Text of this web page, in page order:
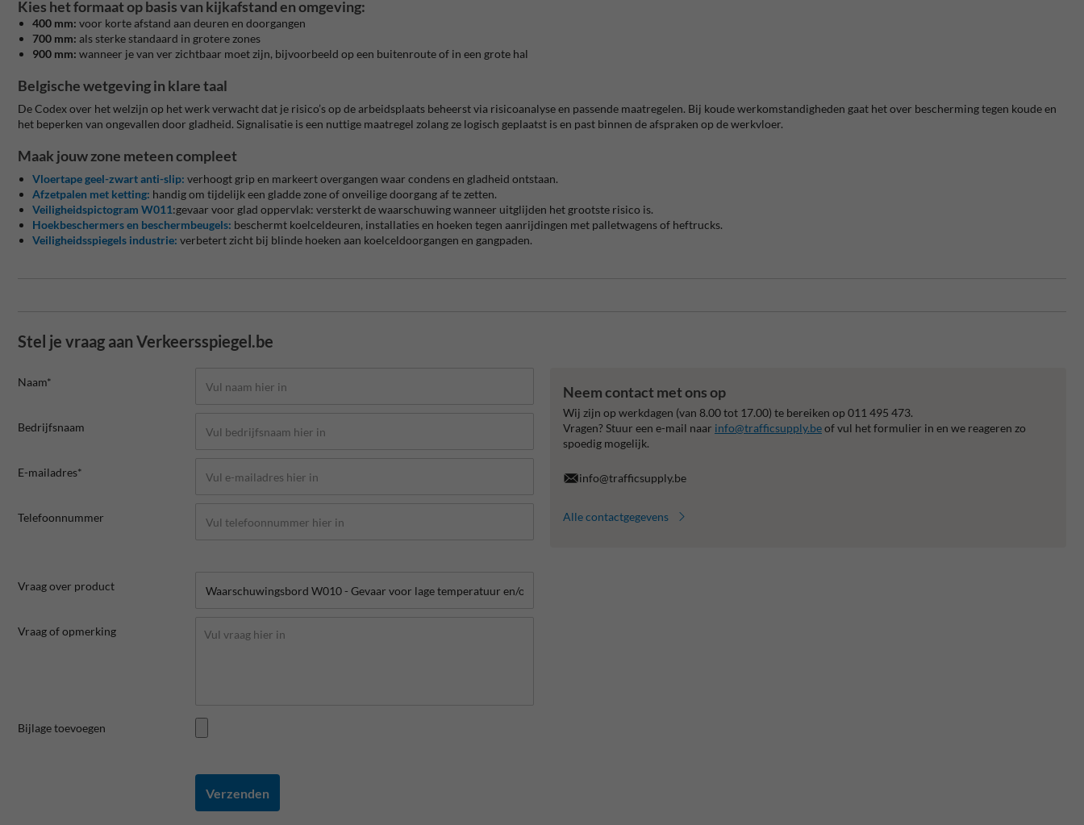
Kies het formaat op basis van kijkafstand en omgeving:
400 mm: voor korte afstand aan deuren en doorgangen
700 mm: als sterke standaard in grotere zones
900 mm: wanneer je van ver zichtbaar moet zijn, bijvoorbeeld op een buitenroute of in een grote hal
Belgische wetgeving in klare taal
De Codex over het welzijn op het werk verwacht dat je risico’s op de arbeidsplaats beheerst via risicoanalyse en passende maatregelen. Bij koude werkomstandigheden gaat het over bescherming tegen koude en
het beperken van ongevallen door gladheid. Signalisatie is een nuttige maatregel zolang ze logisch geplaatst is en past binnen de afspraken op de werkvloer.
Maak jouw zone meteen compleet
Vloertape geel-zwart anti-slip: verhoogt grip en markeert overgangen waar condens en gladheid ontstaan.
Afzetpalen met ketting: handig om tijdelijk een gladde zone of onveilige doorgang af te zetten.
Veiligheidspictogram W011:gevaar voor glad oppervlak: versterkt de waarschuwing wanneer uitglijden het grootste risico is.
Hoekbeschermers en beschermbeugels: beschermt koelceldeuren, installaties en hoeken tegen aanrijdingen met palletwagens of heftrucks.
Veiligheidsspiegels industrie: verbetert zicht bij blinde hoeken aan koelceldoorgangen en gangpaden.
Stel je vraag aan Verkeersspiegel.be
Naam*
Bedrijfsnaam
E-mailadres*
Telefoonnummer
Vraag over product
Vraag of opmerking
Bijlage toevoegen
Verzenden
Neem contact met ons op
Wij zijn op werkdagen (van 8.00 tot 17.00) te bereiken op 011 495 473.
Vragen? Stuur een e-mail naar info@trafficsupply.beof vul het formulier in en we reageren zo
spoedig mogelijk.
info@trafficsupply.be
Alle contactgegevens